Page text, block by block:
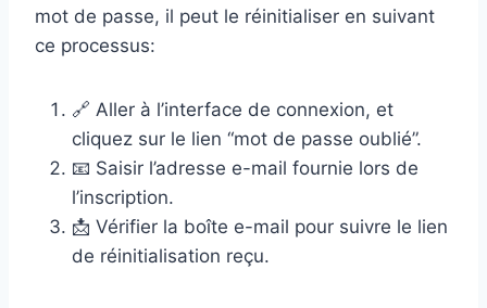
mot de passe, il peut le réinitialiser en suivant
ce processus:
🔗 Aller à l’interface de connexion, et
cliquez sur le lien “mot de passe oublié”.
📧 Saisir l’adresse e-mail fournie lors de
l’inscription.
📩 Vérifier la boîte e-mail pour suivre le lien
de réinitialisation reçu.